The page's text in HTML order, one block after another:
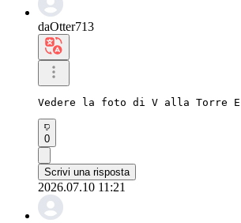
daOtter713
Vedere la foto di V alla Torre
0
Scrivi una risposta
2026.07.10 11:21